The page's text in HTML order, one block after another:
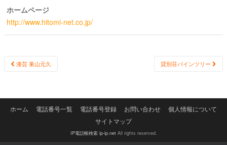
ホームページ
http://www.hitomi-net.co.jp/
Post
漆芸 巣山元久 貸別荘パインツリー
ホーム 電話番号一覧 電話番号登録 お問い合わせ
個人情報について
サイトマップ
IP電話帳検索 ip-ip.netAll rights reserved.